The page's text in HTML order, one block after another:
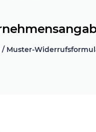
Muster-